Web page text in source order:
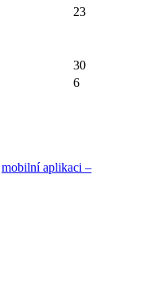
23
30
6
mobilní aplikaci –